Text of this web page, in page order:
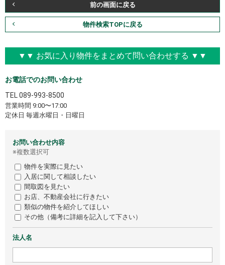
前の画面に戻る
物件検索TOPに戻る
▼▼ お気に入り物件をまとめて問い合わせする ▼▼
お電話でのお問い合わせ
TEL 089-993-8500
営業時間 9:00〜17:00
定休日 毎週水曜日・日曜日
お問い合わせ内容
※複数選択可
物件を実際に見たい
入居に関して相談したい
間取図を見たい
お店、不動産会社に行きたい
類似の物件を紹介してほしい
その他（備考に詳細を記入して下さい）
法人名